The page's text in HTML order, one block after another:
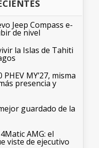
Jeep Compass e-
de nivel
la Islas de Tahiti
MY’27, misma
presencia y
guardado de la
AMG: el
viste de ejecutivo